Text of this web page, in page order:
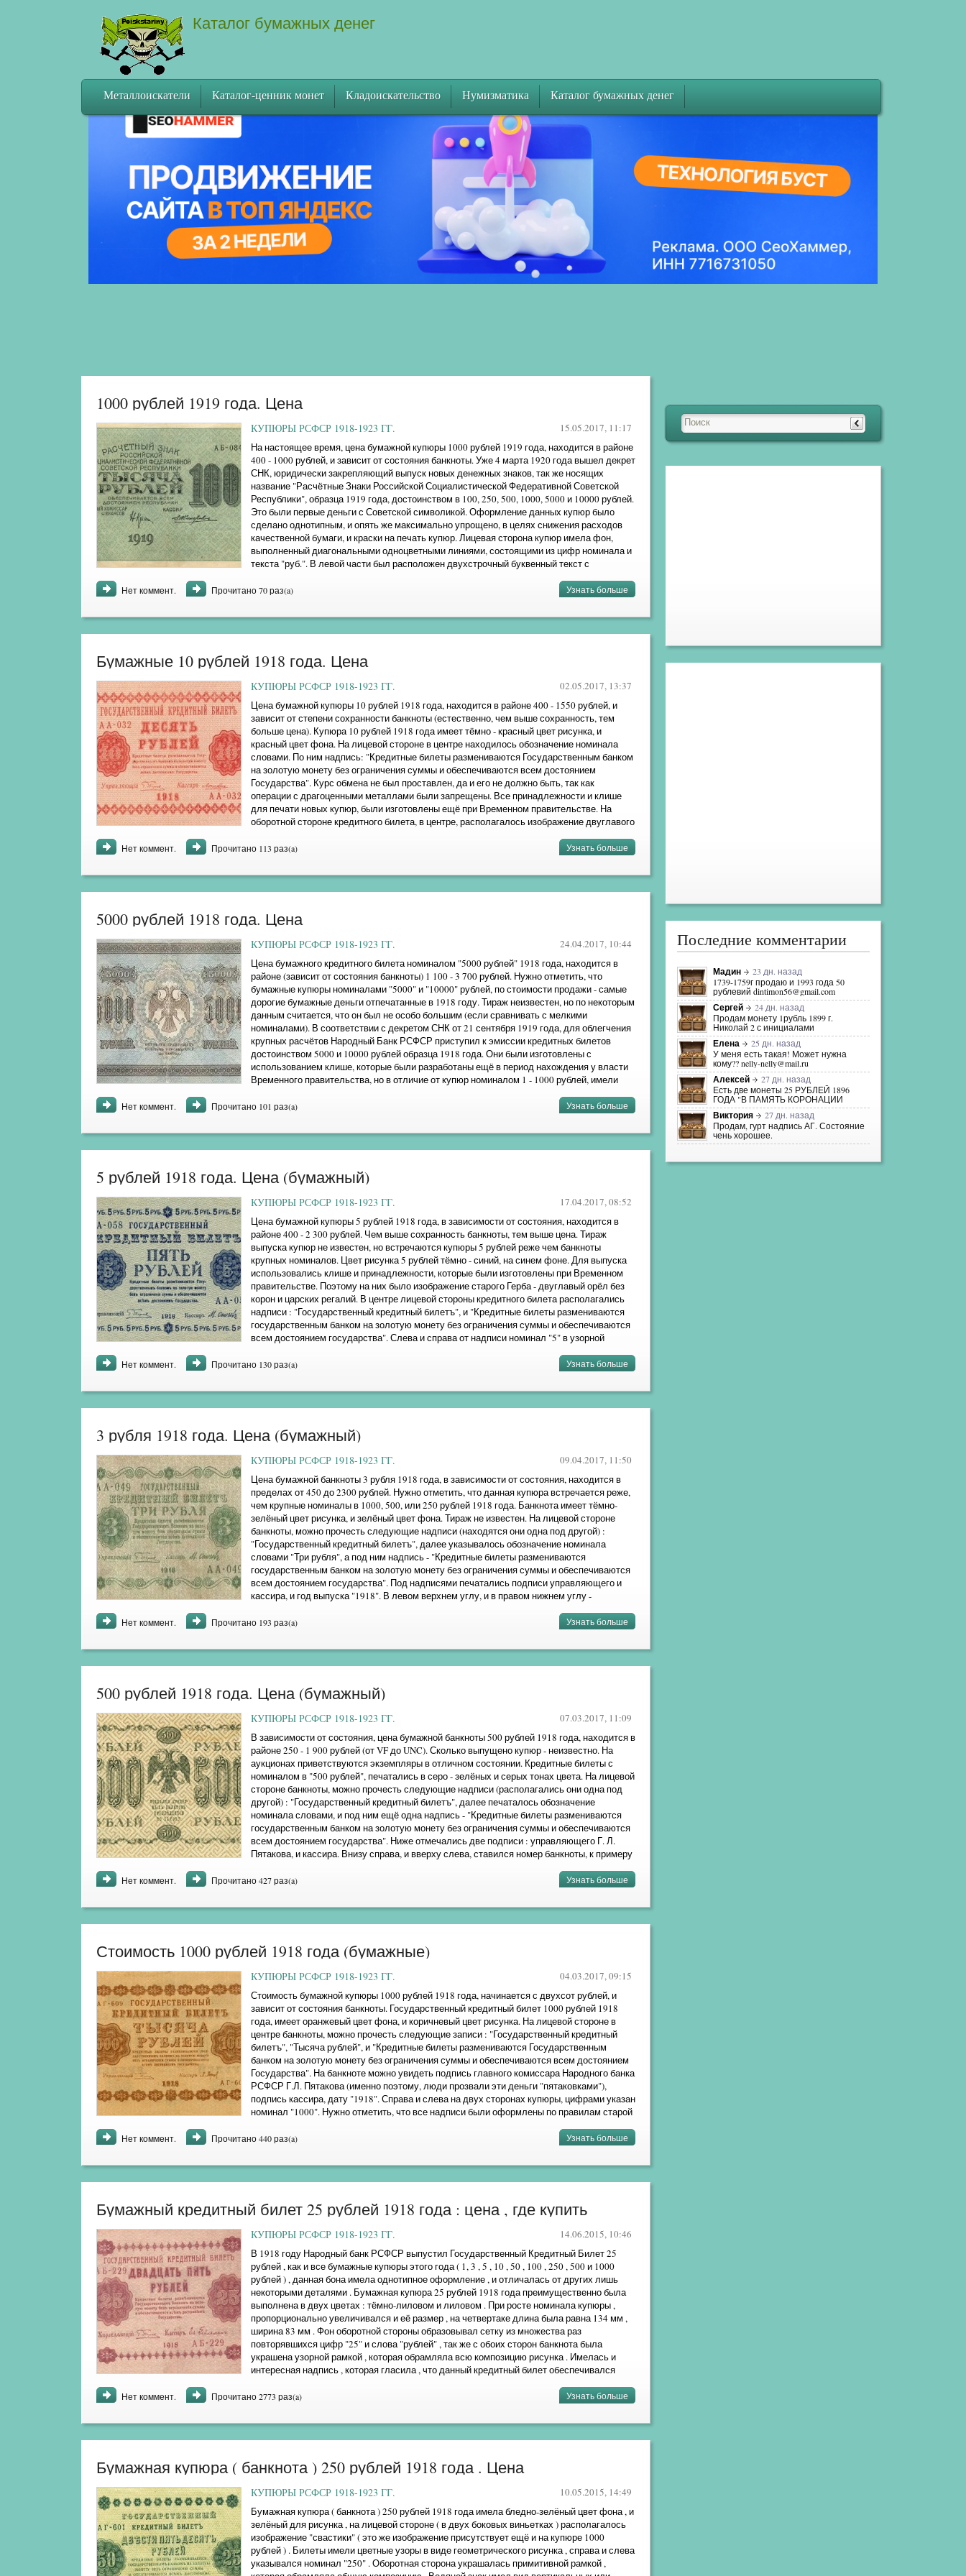
Каталог бумажных денег
1000 рублей 1919 года. Цена
КУПЮРЫ РСФСР 1918-1923 ГГ.
15.05.2017, 11:17
На настоящее время, цена бумажной купюры 1000 рублей 1919 года, находится в районе
400 - 1000 рублей, и зависит от состояния банкноты. Уже 4 марта 1920 года вышел декрет
СНК, юридически закрепляющий выпуск новых денежных знаков, так же носящих
название "Расчётные Знаки Российской Социалистической Федеративной Советской
Республики", образца 1919 года, достоинством в 100, 250, 500, 1000, 5000 и 10000 рублей.
Это были первые деньги с Советской символикой. Оформление данных купюр было
сделано однотипным, и опять же максимально упрощено, в целях снижения расходов
качественной бумаги, и краски на печать купюр. Лицевая сторона купюр имела фон,
выполненный диагональными одноцветными линиями, состоящими из цифр номинала и
текста "руб.". В левой части был расположен двухстрочный буквенный текст с
Нет коммент. Прочитано 70 раз(a)
Узнать больше
»
Бумажные 10 рублей 1918 года. Цена
КУПЮРЫ РСФСР 1918-1923 ГГ.
02.05.2017, 13:37
Цена бумажной купюры 10 рублей 1918 года, находится в районе 400 - 1550 рублей, и
зависит от степени сохранности банкноты (естественно, чем выше сохранность, тем
больше цена). Купюра 10 рублей 1918 года имеет тёмно - красный цвет рисунка, и
красный цвет фона. На лицевой стороне в центре находилось обозначение номинала
словами. По ним надпись: "Кредитные билеты размениваются Государственным банком
на золотую монету без ограничения суммы и обеспечиваются всем достоянием
Государства". Курс обмена не был проставлен, да и его не должно быть, так как
операции с драгоценными металлами были запрещены. Все принадлежности и клише
для печати новых купюр, были изготовлены ещё при Временном правительстве. На
оборотной стороне кредитного билета, в центре, располагалось изображение двуглавого
Нет коммент. Прочитано 113 раз(a)
Узнать больше
»
5000 рублей 1918 года. Цена
КУПЮРЫ РСФСР 1918-1923 ГГ.
24.04.2017, 10:44
Цена бумажного кредитного билета номиналом "5000 рублей" 1918 года, находится в
районе (зависит от состояния банкноты) 1 100 - 3 700 рублей. Нужно отметить, что
бумажные купюры номиналами "5000" и "10000" рублей, по стоимости продажи - самые
дорогие бумажные деньги отпечатанные в 1918 году. Тираж неизвестен, но по некоторым
данным считается, что он был не особо большим (если сравнивать с мелкими
номиналами). В соответствии с декретом СНК от 21 сентября 1919 года, для облегчения
крупных расчётов Народный Банк РСФСР приступил к эмиссии кредитных билетов
достоинством 5000 и 10000 рублей образца 1918 года. Они были изготовлены с
использованием клише, которые были разработаны ещё в период нахождения у власти
Временного правительства, но в отличие от купюр номиналом 1 - 1000 рублей, имели
Нет коммент. Прочитано 101 раз(a)
Узнать больше
»
5 рублей 1918 года. Цена (бумажный)
КУПЮРЫ РСФСР 1918-1923 ГГ.
17.04.2017, 08:52
Цена бумажной купюры 5 рублей 1918 года, в зависимости от состояния, находится в
районе 400 - 2 300 рублей. Чем выше сохранность банкноты, тем выше цена. Тираж
выпуска купюр не известен, но встречаются купюры 5 рублей реже чем банкноты
крупных номиналов. Цвет рисунка 5 рублей тёмно - синий, на синем фоне. Для выпуска
использовались клише и принадлежности, которые были изготовлены при Временном
правительстве. Поэтому на них было изображение старого Герба - двуглавый орёл без
корон и царских регалий. В центре лицевой стороны кредитного билета располагались
надписи : "Государственный кредитный билетъ", и "Кредитные билеты размениваются
государственным банком на золотую монету без ограничения суммы и обеспечиваются
всем достоянием государства". Слева и справа от надписи номинал "5" в узорной
Нет коммент. Прочитано 130 раз(a)
Узнать больше
»
3 рубля 1918 года. Цена (бумажный)
КУПЮРЫ РСФСР 1918-1923 ГГ.
09.04.2017, 11:50
Цена бумажной банкноты 3 рубля 1918 года, в зависимости от состояния, находится в
пределах от 450 до 2300 рублей. Нужно отметить, что данная купюра встречается реже,
чем крупные номиналы в 1000, 500, или 250 рублей 1918 года. Банкнота имеет тёмно-
зелёный цвет рисунка, и зелёный цвет фона. Тираж не известен. На лицевой стороне
банкноты, можно прочесть следующие надписи (находятся они одна под другой) :
"Государственный кредитный билетъ", далее указывалось обозначение номинала
словами "Три рубля", а под ним надпись - "Кредитные билеты размениваются
государственным банком на золотую монету без ограничения суммы и обеспечиваются
всем достоянием государства". Под надписями печатались подписи управляющего и
кассира, и год выпуска "1918". В левом верхнем углу, и в правом нижнем углу -
Нет коммент. Прочитано 193 раз(a)
Узнать больше
»
500 рублей 1918 года. Цена (бумажный)
КУПЮРЫ РСФСР 1918-1923 ГГ.
07.03.2017, 11:09
В зависимости от состояния, цена бумажной банкноты 500 рублей 1918 года, находится в
районе 250 - 1 900 рублей (от VF до UNC). Сколько выпущено купюр - неизвестно. На
аукционах приветствуются экземпляры в отличном состоянии. Кредитные билеты с
номиналом в "500 рублей", печатались в серо - зелёных и серых тонах цвета. На лицевой
стороне банкноты, можно прочесть следующие надписи (располагались они одна под
другой) : "Государственный кредитный билетъ", далее печаталось обозначение
номинала словами, и под ним ещё одна надпись - "Кредитные билеты размениваются
государственным банком на золотую монету без ограничения суммы и обеспечиваются
всем достоянием государства". Ниже отмечались две подписи : управляющего Г. Л.
Пятакова, и кассира. Внизу справа, и вверху слева, ставился номер банкноты, к примеру
Нет коммент. Прочитано 427 раз(a)
Узнать больше
»
Стоимость 1000 рублей 1918 года (бумажные)
КУПЮРЫ РСФСР 1918-1923 ГГ.
04.03.2017, 09:15
Стоимость бумажной купюры 1000 рублей 1918 года, начинается с двухсот рублей, и
зависит от состояния банкноты. Государственный кредитный билет 1000 рублей 1918
года, имеет оранжевый цвет фона, и коричневый цвет рисунка. На лицевой стороне в
центре банкноты, можно прочесть следующие записи : "Государственный кредитный
билетъ", "Тысяча рублей", и "Кредитные билеты размениваются Государственным
банком на золотую монету без ограничения суммы и обеспечиваются всем достоянием
Государства". На банкноте можно увидеть подпись главного комиссара Народного банка
РСФСР Г.Л. Пятакова (именно поэтому, люди прозвали эти деньги "пятаковками"),
подпись кассира, дату "1918". Справа и слева на двух сторонах купюры, цифрами указан
номинал "1000". Нужно отметить, что все надписи были оформлены по правилам старой
Нет коммент. Прочитано 440 раз(a)
Узнать больше
»
Бумажный кредитный билет 25 рублей 1918 года : цена , где купить
КУПЮРЫ РСФСР 1918-1923 ГГ.
14.06.2015, 10:46
В 1918 году Народный банк РСФСР выпустил Государственный Кредитный Билет 25
рублей , как и все бумажные купюры этого года ( 1, 3 , 5 , 10 , 50 , 100 , 250 , 500 и 1000
рублей ) , данная бона имела однотипное оформление , и отличалась от других лишь
некоторыми деталями . Бумажная купюра 25 рублей 1918 года преимущественно была
выполнена в двух цветах : тёмно-лиловом и лиловом . При росте номинала купюры ,
пропорционально увеличивался и её размер , на четвертаке длина была равна 134 мм ,
ширина 83 мм . Фон оборотной стороны образовывал сетку из множества раз
повторявшихся цифр "25" и слова "рублей" , так же с обоих сторон банкнота была
украшена узорной рамкой , которая обрамляла всю композицию рисунка . Имелась и
интересная надпись , которая гласила , что данный кредитный билет обеспечивался
Нет коммент. Прочитано 2773 раз(a)
Узнать больше
»
Бумажная купюра ( банкнота ) 250 рублей 1918 года . Цена
КУПЮРЫ РСФСР 1918-1923 ГГ.
10.05.2015, 14:49
Бумажная купюра ( банкнота ) 250 рублей 1918 года имела бледно-зелёный цвет фона , и
зелёный для рисунка , на лицевой стороне ( в двух боковых виньетках ) располагалось
изображение "свастики" ( это же изображение присутствует ещё и на купюре 1000
рублей ) . Билеты имели цветные узоры в виде геометрического рисунка , справа и слева
указывался номинал "250" . Оборотная сторона украшалась примитивной рамкой ,
Последние комментарии
Мадин
23 дн. назад
1739-1759г продаю и 1993 года 50
рублевий dintimon56@gmail.com
Сергей
24 дн. назад
Продам монету 1рубль 1899 г.
Николай 2 с инициалами
Елена
25 дн. назад
У меня есть такая! Может нужна
кому?? nelly-nelly@mail.ru
Алексей
27 дн. назад
Есть две монеты 25 РУБЛЕЙ 1896
ГОДА "В ПАМЯТЬ КОРОНАЦИИ
Виктория
27 дн. назад
Продам, гурт надпись АГ. Состояние
чень хорошее.
Металлоискатели Каталог-ценник монет Кладоискательство Нумизматика Каталог бумажных денег